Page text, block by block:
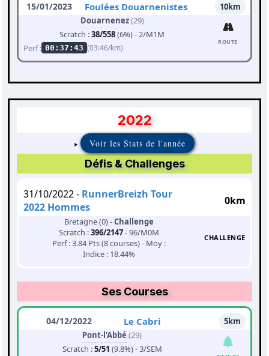
15/01/2023 Foulées Douarnenistes
10km
Douarnenez(29)
Scratch :38/558(6%) - 2/M1M
Perf : 00:37:43 (03:46/km)
ROUTE
2022
Voir les Stats de l'année
Défis & Challenges
31/10/2022 - RunnerBreizh Tour
2022 Hommes
0km
Bretagne (0) -Challenge
Scratch :396/2147- 96/M0M
Perf : 3.84 Pts (8 courses) - Moy :
Indice : 18.44%
CHALLENGE
Ses Courses
04/12/2022 Le Cabri
5km
Pont-l'Abbé (29)
Scratch :5/51 (9.8%) - 3/SEM